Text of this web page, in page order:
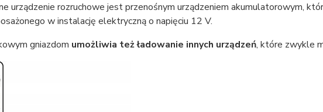
urządzenie rozruchowe jest przenośnym urządzeniem akumulatorowym,
w instalację elektryczną o napięciu 12 V.
gniazdom umożliwia też ładowanie innych urządzeń, które zwykle